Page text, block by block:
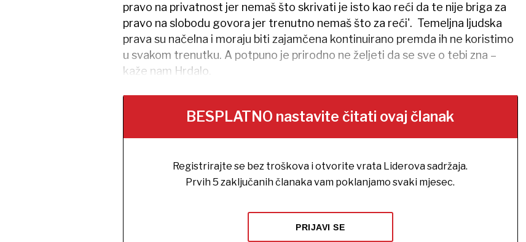
pravo na privatnost jer nemaš što skrivati je isto kao reći da te nije briga za
pravo na slobodu govora jer trenutno nemaš što za reći'. Temeljna ljudska
prava su načelna i moraju biti zajamčena kontinuirano premda ih ne koristimo
u svakom trenutku. A potpuno je prirodno ne željeti da se sve o tebi zna –
kaže nam Hrdalo.
BESPLATNO nastavite čitati ovaj članak
Registrirajte se bez troškova i otvorite vrata Liderova sadržaja.
Prvih 5 zaključanih članaka vam poklanjamo svaki mjesec.
PRIJAVI SE